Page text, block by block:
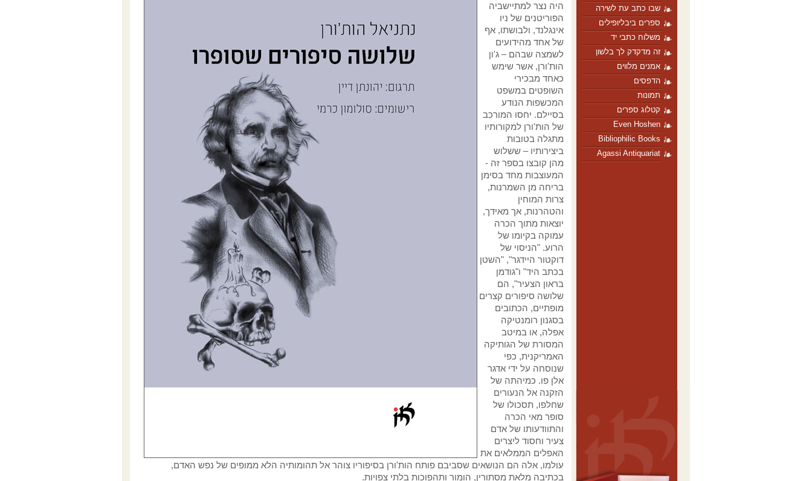
שבו כתב עת לשירה
ספרים ביבליופילים
משלוח כתבי יד
זה מדקדק לך בלשון
אמנים מלווים
הדפסים
תמונות
קטלוג ספרים
Even Hoshen
Bibliophilic Books
Agassi Antiquariat
היה נצר למתיישביה
הפוריטנים של ניו
אינגלנד, ולבושתו, אף
של אחד מהידועים
לשמצה שבהם – ג'ון
הות'ורן, אשר שימש
כאחד מבכירי
השופטים במשפט
המכשפות הנודע
בסיילם. יחסו המורכב
של הות'ורן למקורותיו
מתגלה בטובות
ביצירותיו – ששלוש
מהן קובצו בספר זה -
המעוצבות מחד בסימן
בריחה מן השמרנות,
צרות המוחין
והטהרנות, אך מאידך,
יוצאות מתוך הכרה
עמוקה בקיומו של
הרוע. "הניסוי של
דוקטור היידגר", "השטן
בכתב היד" ו"גודמן
בראון הצעיר", הם
שלושה סיפורים קצרים
מופתיים, הכתובים
בסגנון רומנטיקה
אפלה, או במיטב
המסורת של הגותיקה
האמריקנית, כפי
שנוסחה על ידי אדגר
אלן פו. כמיהתה של
הזקנה אל הנעורים
שחלפו, תסכולו של
סופר מאי הכרה
והתוודעותו של אדם
צעיר וחסוד ליצרים
האפלים הממלאים את
עולמו, אלה הם הנושאים שסביבם פותח הות'ורן בסיפוריו צוהר אל תהומותיה הלא ממופים של נפש האדם,
בכתיבה מלאת מסתורין, הומור ותהפוכות בלתי צפויות.